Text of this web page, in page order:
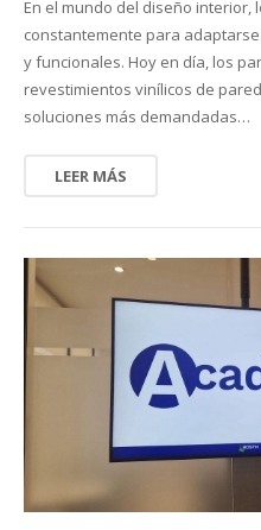
En el mundo del diseño interior,
constantemente para
y funcionales. Hoy en día, los
revestimientos vinílicos de
soluciones más demandadas…
LEER MÁS